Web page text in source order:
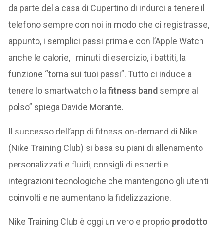
da parte della casa di Cupertino di indurci a tenere il
telefono sempre con noi in modo che ci registrasse,
appunto, i semplici passi prima e con l’Apple Watch
anche le calorie, i minuti di esercizio, i battiti, la
funzione “torna sui tuoi passi”. Tutto ci induce a
tenere lo smartwatch o lafitness band sempre al
polso” spiega Davide Morante.
Il successo dell’app di fitness on-demand di Nike
(Nike Training Club) si basa su piani di allenamento
personalizzati e fluidi, consigli di esperti e
integrazioni tecnologiche che mantengono gli utenti
coinvolti e ne aumentano la fidelizzazione.
Nike Training Club è oggi un vero e proprio prodotto